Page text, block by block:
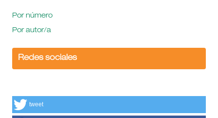
Por número
Por autor/a
Redes sociales
tweet